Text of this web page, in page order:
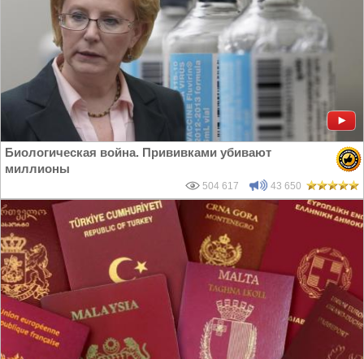
Биологическая война. Прививками убивают
миллионы
504 617 43 650